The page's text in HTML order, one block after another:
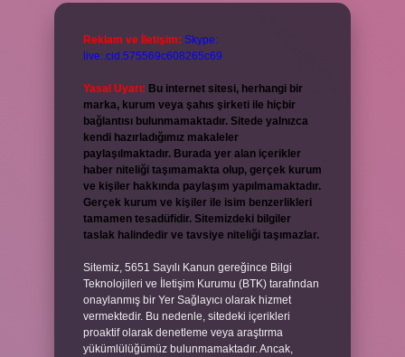
Reklam ve İletişim: Skype:
live:.cid.575569c608265c69
Yasal Uyarı: Bu internet sitesi, herhangi bir
marka, kurum veya şahıs şirketi ile hiçbir
bağlantısı bulunmamaktadır. Sitede yalnızca
kendi hazırladığımız makaleler
paylaşılmaktadır. Burada yer alan içerikler
haber niteliği taşımamakta olup, gerçek kurum
ve kişiler hakkında paylaşım yapılmamaktadır.
Gerçek kurum ve kişiler ile isim benzerlikleri
tamamen tesadüfidir. Sitemizdeki bilgiler
taslak halindedir ve tavsiye niteliği taşımazlar.
Sitemiz, 5651 Sayılı Kanun gereğince Bilgi
Teknolojileri ve İletişim Kurumu (BTK) tarafından
onaylanmış bir Yer Sağlayıcı olarak hizmet
vermektedir. Bu nedenle, sitedeki içerikleri
proaktif olarak denetleme veya araştırma
yükümlülüğümüz bulunmamaktadır. Ancak,